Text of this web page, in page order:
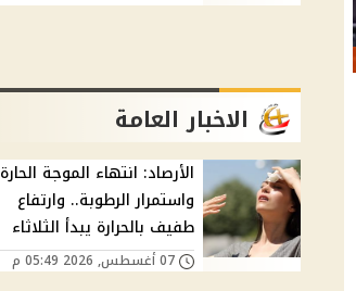
الاخبار العامة
الأرصاد: انتهاء الموجة الحارة
واستمرار الرطوبة.. وارتفاع
طفيف بالحرارة يبدأ الثلاثاء
07 أغسطس, 2026 05:49 م